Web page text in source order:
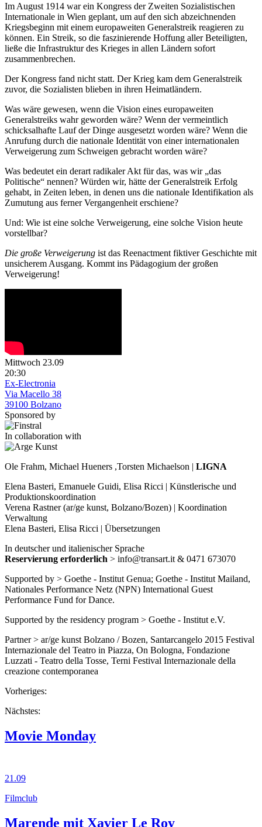
Im August 1914 war ein Kongress der Zweiten Sozialistischen
Internationale in Wien geplant, um auf den sich abzeichnenden
Kriegsbeginn mit einem europaweiten Generalstreik reagieren zu
können. Ein Streik, so die faszinierende Hoffung aller Beteiligten,
ließe die Infrastruktur des Krieges in allen Ländern sofort
zusammenbrechen.
Der Kongress fand nicht statt. Der Krieg kam dem Generalstreik
zuvor, die Sozialisten blieben in ihren Heimatländern.
Was wäre gewesen, wenn die Vision eines europaweiten
Generalstreiks wahr geworden wäre? Wenn der vermeintlich
schicksalhafte Lauf der Dinge ausgesetzt worden wäre? Wenn die
Anrufung durch die nationale Identität von einer internationalen
Verweigerung zum Schweigen gebracht worden wäre?
Was bedeutet ein derart radikaler Akt für das, was wir „das
Politische“ nennen? Würden wir, hätte der Generalstreik Erfolg
gehabt, in Zeiten leben, in denen uns die nationale Identifikation als
Zumutung aus ferner Vergangenheit erschiene?
Und: Wie ist eine solche Verweigerung, eine solche Vision heute
vorstellbar?
Die große Verweigerung ist das Reenactment fiktiver Geschichte mit
unsicherem Ausgang. Kommt ins Pädagogium der großen
Verweigerung!
Mittwoch 23.09
20:30
Ex-Electronia
Via Macello 38
39100 Bolzano
Sponsored by
In collaboration with
Ole Frahm, Michael Hueners ,Torsten Michaelson | LIGNA
Elena Basteri, Emanuele Guidi, Elisa Ricci | Künstlerische und
Produktionskoordination
Verena Rastner (ar/ge kunst, Bolzano/Bozen) | Koordination
Verwaltung
Elena Basteri, Elisa Ricci | Übersetzungen
In deutscher und italienischer Sprache
Reservierung erforderlich > info@transart.it & 0471 673070
Supported by > Goethe - Institut Genua; Goethe - Institut Mailand,
Nationales Performance Netz (NPN) International Guest
Performance Fund for Dance.
Supported by the residency program > Goethe - Institut e.V.
Partner > ar/ge kunst Bolzano / Bozen, Santarcangelo 2015 Festival
Internazionale del Teatro in Piazza, On Bologna, Fondazione
Luzzati - Teatro della Tosse, Terni Festival Internazionale della
creazione contemporanea
Vorheriges:
Nächstes:
Movie Monday
21.09
Filmclub
Marende mit Xavier Le Roy